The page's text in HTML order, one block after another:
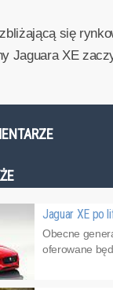
się
Jaguara XE
Jaguar XE po
Obecne
oferowane